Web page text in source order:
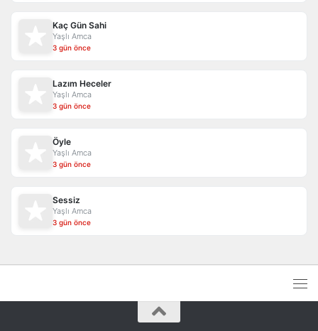
Kaç Gün Sahi
Yaşlı Amca
3 gün önce
Lazım Heceler
Yaşlı Amca
3 gün önce
Öyle
Yaşlı Amca
3 gün önce
Sessiz
Yaşlı Amca
3 gün önce